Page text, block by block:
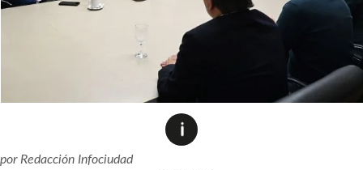
porRedacción Infociudad